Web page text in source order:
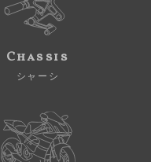
Chassis
シャーシ